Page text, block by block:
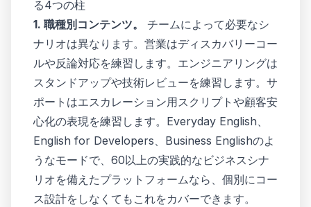
る4つの柱
1. 職種別コンテンツ。
チームによって必要なシ
ナリオは異なります。営業はディスカバリーコー
ルや反論対応を練習します。エンジニアリングは
スタンドアップや技術レビューを練習します。サ
ポートはエスカレーション用スクリプトや顧客安
心化の表現を練習します。Everyday English、
English for Developers、Business Englishのよ
うなモードで、60以上の実践的なビジネスシナ
リオを備えたプラットフォームなら、個別にコー
ス設計をしなくてもこれをカバーできます。